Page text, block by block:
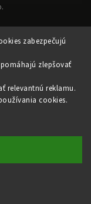
zabezpečujú
zlepšovať
relevantnú reklamu.
cookies.
údajov